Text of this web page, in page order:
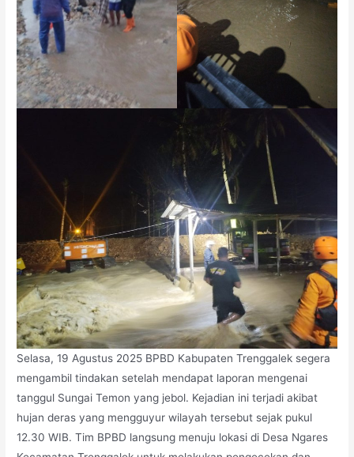
Selasa, 19 Agustus 2025 BPBD Kabupaten Trenggalek segera
mengambil tindakan setelah mendapat laporan mengenai
tanggul Sungai Temon yang jebol. Kejadian ini terjadiakibat
hujan deras yang mengguyur wilayah tersebut sejak pukul
12.30 WIB. Tim BPBD langsung menuju lokasi di Desa Ngares